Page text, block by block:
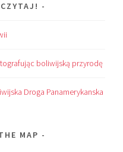
boliwijską przyrodę
Droga Panamerykanska
MAP